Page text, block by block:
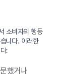
소비자의 행동
니다. 이러한
:
했거나